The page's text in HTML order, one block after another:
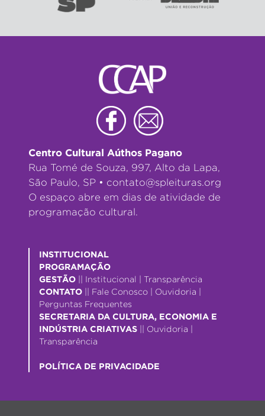
Centro Cultural Aúthos Pagano
Rua Tomé de Souza, 997, Alto da Lapa,
São Paulo, SP • contato@spleituras.org
O espaço abre em dias de atividade de
programação cultural.
INSTITUCIONAL
PROGRAMAÇÃO
GESTÃO
Institucional
Transparência
CONTATO
Fale Conosco Ouvidoria
Perguntas Frequentes
SECRETARIA DA CULTURA, ECONOMIA E
INDÚSTRIA CRIATIVAS
Ouvidoria
Transparência
POLÍTICA DE PRIVACIDADE